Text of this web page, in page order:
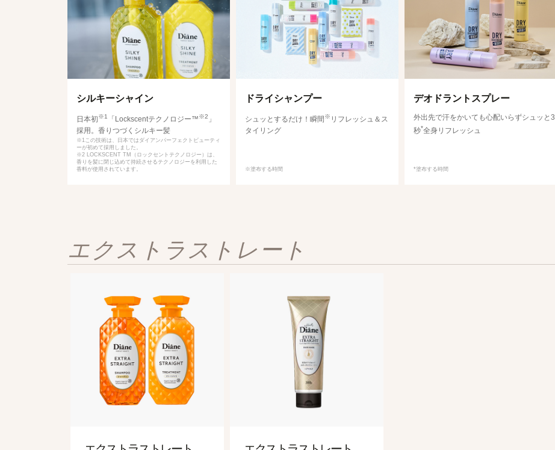
シルキーシャイン
日本初※1 「Lockscentテクノロジー™※2 」
採用。香りつづくシルキー髪
※1この技術は、日本ではダイアンパーフェクトビューティ
ーが初めて採用しました。
※2 LOCKSCENT TM（ロックセントテクノロジー）は、
香りを髪に閉じ込めて持続させるテクノロジーを利用した
香料が使用されています。
ドライシャンプー
シュッとするだけ！瞬間 ※ リフレッシュ＆ス
タイリング
※塗布する時間
デオドラントスプレー
外出先で汗をかいても心配いらずシュッと3
秒*全身リフレッシュ
*塗布する時間
エクストラストレート